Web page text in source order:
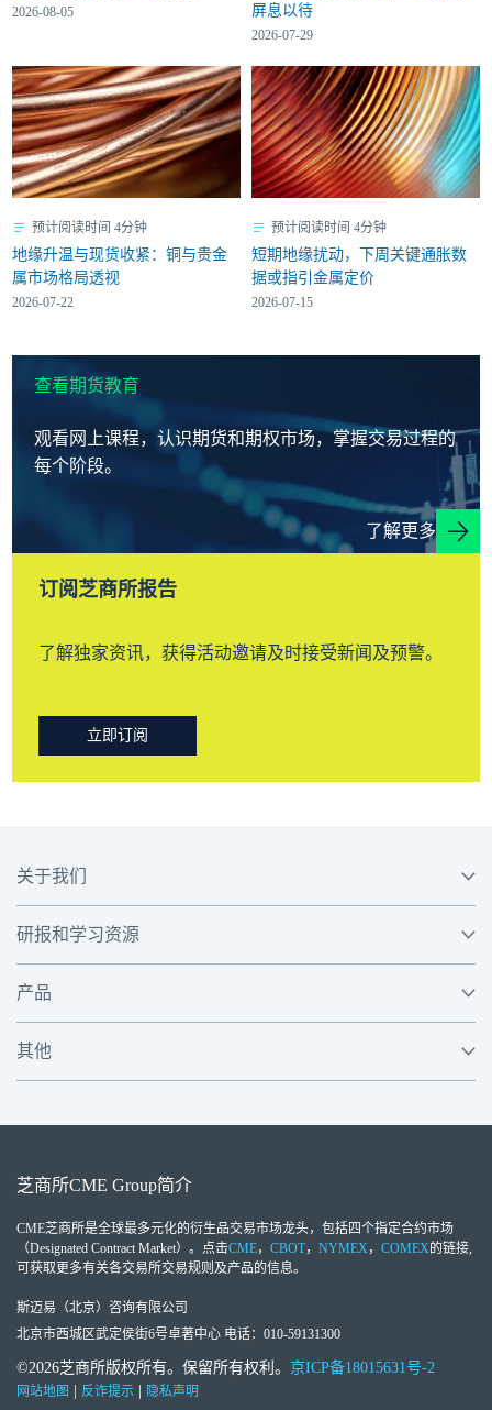
2026-08-05
屏息以待
2026-07-29
预计阅读时间 4分钟
地缘升温与现货收紧：铜与贵金
属市场格局透视
2026-07-22
预计阅读时间 4分钟
短期地缘扰动，下周关键通胀数
据或指引金属定价
2026-07-15
查看期货教育
观看网上课程，认识期货和期权市场，掌握交易过程的
每个阶段。
了解更多
订阅芝商所报告
了解独家资讯，获得活动邀请及时接受新闻及预警。
立即订阅
关于我们
研报和学习资源
产品
其他
芝商所CME Group简介
CME芝商所是全球最多元化的衍生品交易市场龙头，包括四个指定合约市场
（Designated Contract Market）。点击CME， CBOT， NYMEX ， COMEX的链接,
可获取更多有关各交易所交易规则及产品的信息。
斯迈易（北京）咨询有限公司
北京市西城区武定侯街6号卓著中心 电话：010-59131300
©2026芝商所版权所有。保留所有权利。 京ICP备18015631号-2
网站地图 反诈提示 隐私声明